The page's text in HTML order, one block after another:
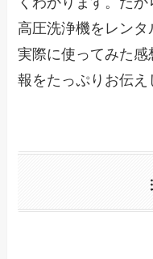
高圧洗浄機をレン
実際に使ってみた
報をたっぷりお伝え